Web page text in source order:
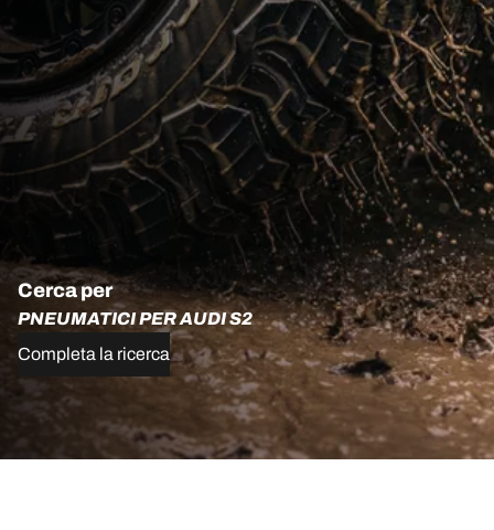
Cerca per
PNEUMATICI PER AUDI S2
Completa la ricerca